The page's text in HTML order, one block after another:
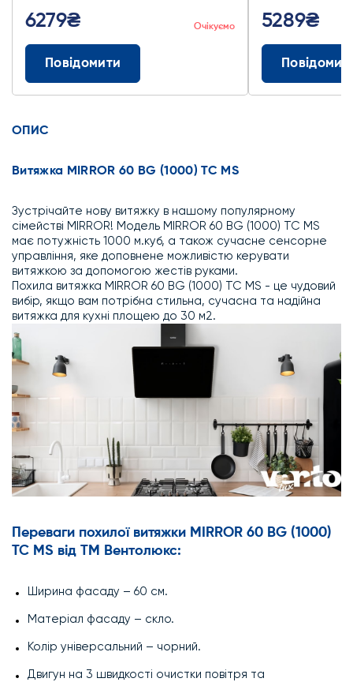
6279₴ Очікуємо
Повідомити
5289₴
ОПИС
Витяжка MIRROR 60 BG (1000) TC MS
Зустрічайте нову витяжку в нашому популярному
сімействі MIRROR! Модель MIRROR 60 BG (1000) TC MS
має потужність 1000 м.куб, а також сучасне сенсорне
управління, яке доповнене можливістю керувати
витяжкою за допомогою жестів руками.
Похила витяжка MIRROR 60 BG (1000) TC MS - це чудовий
вибір, якщо вам потрібна стильна, сучасна та надійна
витяжка для кухні площею до 30 м2.
Переваги похилої витяжки MIRROR 60 BG (1000)
TC MS від ТМ Вентолюкс:
Ширина фасаду – 60 см.
Матеріал фасаду – скло.
Колір універсальний – чорний.
Двигун на 3 швидкості очистки повітря та